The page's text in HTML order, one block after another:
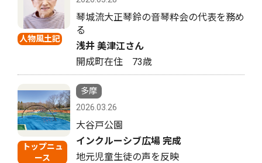
人物風土記
琴城流大正琴鈴の音琴粋会の代表を務め
る
浅井 美津江さん
開成町在住 73歳
トップニュ
ース
多摩
2026.03.26
大谷戸公園
インクルーシブ広場 完成
地元児童生徒の声を反映